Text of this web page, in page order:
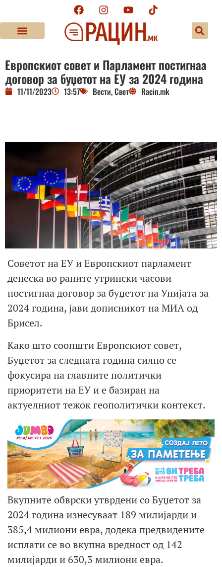
Европскиот совет и Парламент постигнаа
договор за буџетот на ЕУ за 2024 година
11/11/2023 13:57 Вести,Свет Racin.mk
Советот на ЕУ и Европскиот парламент
денеска во раните утрински часови
постигнаа договор за буџетот на Унијата за
2024 година, јави дописникот на МИА од
Брисел.
Како што соопшти Европскиот совет,
Буџетот за следната година силно се
фокусира на главните политички
приоритети на ЕУ и е базиран на
актуелниот тежок геополитички контекст.
Вкупните обврски утврдени со Буџетот за
2024 година изнесуваат 189 милијарди и
385,4 милиони евра, додека предвидените
исплати се во вкупна вредност од 142
милијарди и 630,3 милиони евра.